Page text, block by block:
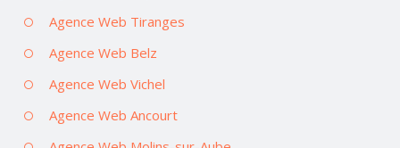
Agence Web Tiranges
Agence Web Belz
Agence Web Vichel
Agence Web Ancourt